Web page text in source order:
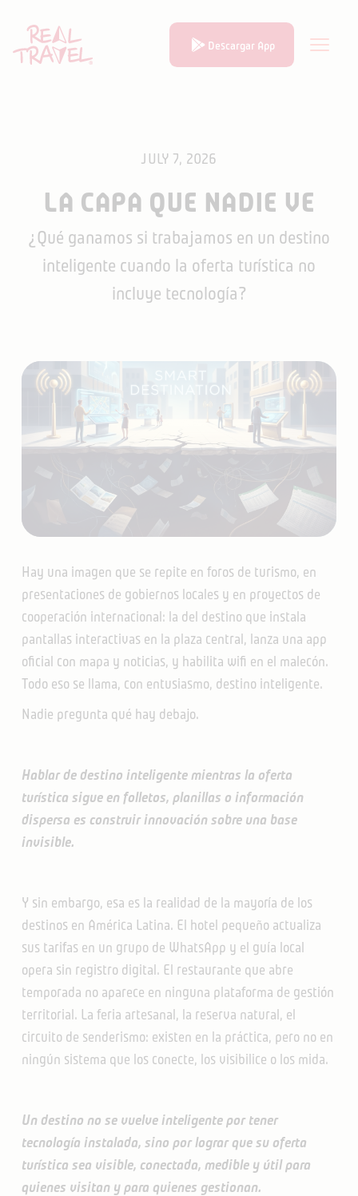
Descargar App
JULY 7, 2026
LA CAPA QUE NADIE VE
¿Qué ganamos si trabajamos en un destino
inteligente cuando la oferta turística no
incluye tecnología?
Hay una imagen que se repite en foros de turismo, en
presentaciones de gobiernos locales y en proyectos de
cooperación internacional: la del destino que instala
pantallas interactivas en la plaza central, lanza una app
oficial con mapa y noticias, y habilita wifi en el malecón.
Todo eso se llama, con entusiasmo, destino inteligente.
Nadie pregunta qué hay debajo.
Hablar de destino inteligente mientras la oferta
turística sigue en folletos, planillas o información
dispersa es construir innovación sobre una base
invisible.
Y sin embargo, esa es la realidad de la mayoría de los
destinos en América Latina. El hotel pequeño actualiza
sus tarifas en un grupo de WhatsApp y el guía local
opera sin registro digital. El restaurante que abre
temporada no aparece en ninguna plataforma de gestión
territorial. La feria artesanal, la reserva natural, el
circuito de senderismo: existen en la práctica, pero no en
ningún sistema que los conecte, los visibilice o los mida.
Un destino no se vuelve inteligente por tener
tecnología instalada, sino por lograr que su oferta
turística sea visible, conectada, medible y útil para
quienes visitan y para quienes gestionan.